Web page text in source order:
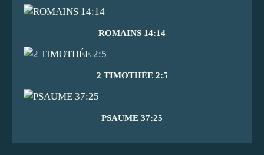
ROMAINS 14:14
2 TIMOTHÉE 2:5
PSAUME 37:25